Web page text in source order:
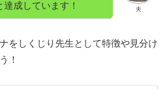
夫
成しています！
をしくじり先生として特徴や見分け
！